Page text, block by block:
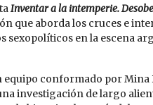
Inventar a la intemperie.
que aborda los cruces e
sexopolíticos en la escena
conformado por Mina
investigación de largo